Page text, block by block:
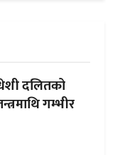
दलितको
गम्भीर